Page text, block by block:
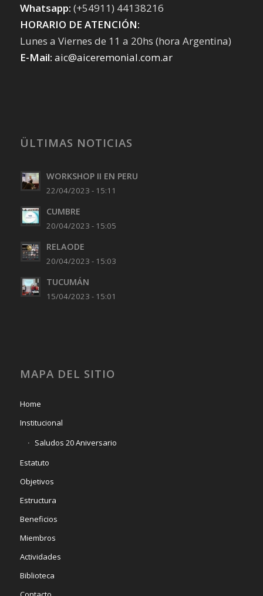
Whatsapp: (+54911) 44138216
HORARIO DE ATENCIÓN:
Lunes a Viernes de 11 a 20hs (hora Argentina)
E-Mail: aic@aiceremonial.com.ar
ÜLTIMAS NOTICIAS
WORKSHOP II EN PERU
22/04/2023 - 15:11
CUMBRE
20/04/2023 - 15:05
RELAODE
20/04/2023 - 15:03
TUCUMÁN
15/04/2023 - 15:01
MAPA DEL SITIO
Home
Institucional
Saludos 20 Aniversario
Estatuto
Objetivos
Estructura
Beneficios
Miembros
Actividades
Biblioteca